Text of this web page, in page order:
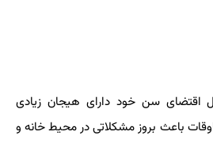
اقتضای سن خود دارای هیجان زیادی
باعث بروز مشکلاتی در محیط خانه و